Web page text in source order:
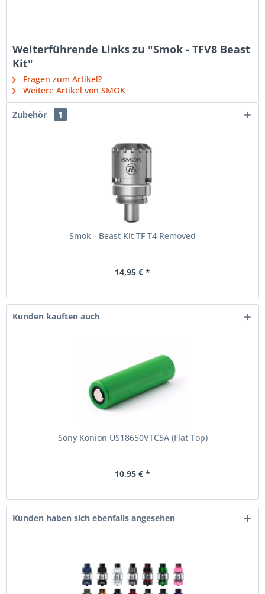
Weiterführende Links zu "Smok - TFV8 Beast
Kit"
Fragen zum Artikel?
Weitere Artikel von SMOK
Zubehör 1
Smok - Beast Kit TF T4 Removed
14,95 € *
Kunden kauften auch
Sony Konion US18650VTC5A (Flat Top)
10,95 € *
Kunden haben sich ebenfalls angesehen